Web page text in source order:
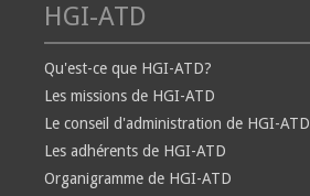
HGI-ATD
Qu'est-ce que HGI-ATD?
Les missions de HGI-ATD
Le conseil d'administration de HGI-ATD
Les adhérents de HGI-ATD
Organigramme de HGI-ATD